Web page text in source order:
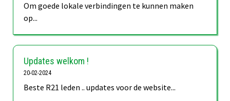
Om goede lokale verbindingen te kunnen maken
op...
Updates welkom !
20-02-2024
Beste R21 leden .. updates voor de website...